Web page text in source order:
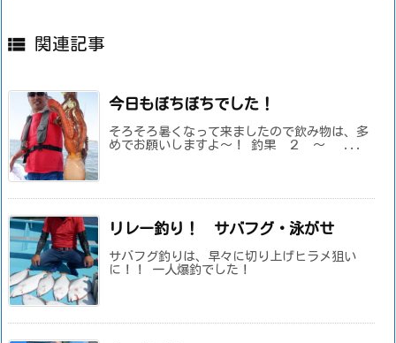
 関連記事
今日もぼちぼちでした！
そろそろ暑くなって来ましたので飲み物は、多
めでお願いしますよ～！ 釣果 ２ ～ ...
リレー釣り！ サバフグ・泳がせ
サバフグ釣りは、早々に切り上げヒラメ狙い
に！！ 一人爆釣でした！